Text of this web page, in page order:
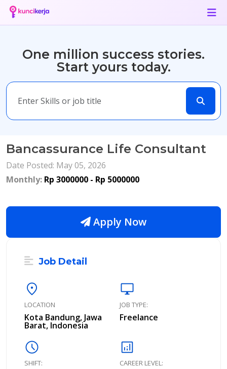
One million success stories.
Start yours today.
Bancassurance Life Consultant
Date Posted: May 05, 2026
Monthly: Rp 3000000 - Rp 5000000
Apply Now
Job Detail
location_on
LOCATION
Kota Bandung, Jawa
Barat, Indonesia
desktop_windows
JOB TYPE:
Freelance
schedule
SHIFT:
analytics
CAREER LEVEL: